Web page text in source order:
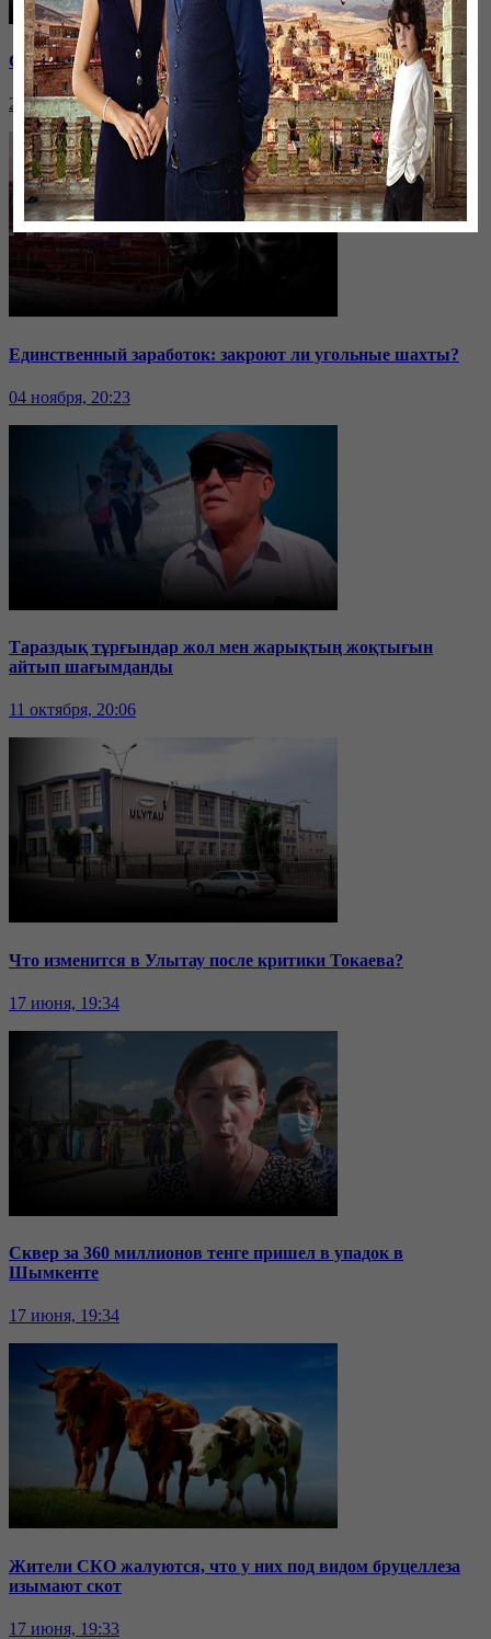
Саммит ОДКБ: под вопросом эффективность организации
24 ноября, 20:43
Единственный заработок: закроют ли угольные шахты?
04 ноября, 20:23
Тараздық тұрғындар жол мен жарықтың жоқтығын
айтып шағымданды
11 октября, 20:06
Что изменится в Улытау после критики Токаева?
17 июня, 19:34
Сквер за 360 миллионов тенге пришел в упадок в
Шымкенте
17 июня, 19:34
Жители СКО жалуются, что у них под видом бруцеллеза
изымают скот
17 июня, 19:33